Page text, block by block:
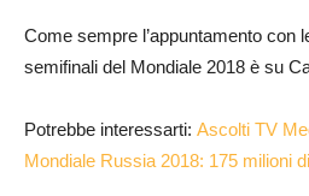
Come sempre l’appuntamento con
semifinali del Mondiale 2018 è su
Potrebbe interessarti: Ascolti TV
Mondiale Russia 2018: 175 milioni